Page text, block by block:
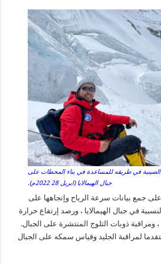
الصينية في طريقه للمساعدة في بناء المحطات على
جبال الهيمالايا (ابريل 28 2022م).
جمع بيانات سرعة الرياح وإتجاهها على
في جبال الهيمالايا ، ورصد إرتفاع حرارة
، ومراقبة ذوبات الثلوج المنتشرة على الجبال.
لمراقبة الجليد وقياس سمكه على الجبال